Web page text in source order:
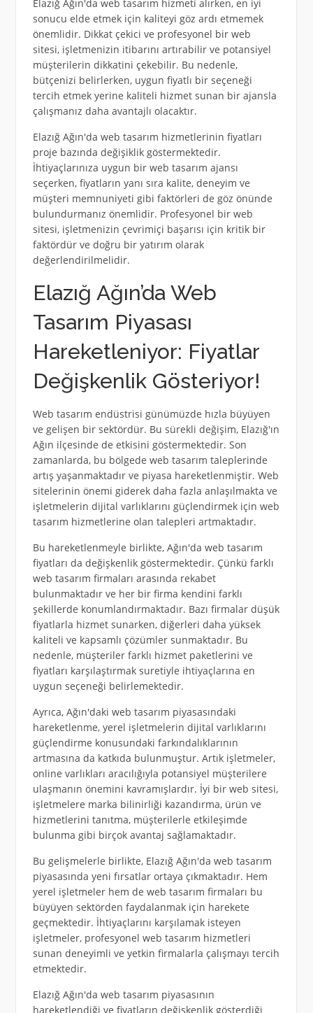
Elazığ Ağın'da web tasarım hizmeti alırken, en iyi
sonucu elde etmek için kaliteyi göz ardı etmemek
önemlidir. Dikkat çekici ve profesyonel bir web
sitesi, işletmenizin itibarını artırabilir ve potansiyel
müşterilerin dikkatini çekebilir. Bu nedenle,
bütçenizi belirlerken, uygun fiyatlı bir seçeneği
tercih etmek yerine kaliteli hizmet sunan bir ajansla
çalışmanız daha avantajlı olacaktır.
Elazığ Ağın'da web tasarım hizmetlerinin fiyatları
proje bazında değişiklik göstermektedir.
İhtiyaçlarınıza uygun bir web tasarım ajansı
seçerken, fiyatların yanı sıra kalite, deneyim ve
müşteri memnuniyeti gibi faktörleri de göz önünde
bulundurmanız önemlidir. Profesyonel bir web
sitesi, işletmenizin çevrimiçi başarısı için kritik bir
faktördür ve doğru bir yatırım olarak
değerlendirilmelidir.
Elazığ Ağın’da Web
Tasarım Piyasası
Hareketleniyor: Fiyatlar
Değişkenlik Gösteriyor!
Web tasarım endüstrisi günümüzde hızla büyüyen
ve gelişen bir sektördür. Bu sürekli değişim, Elazığ'ın
Ağın ilçesinde de etkisini göstermektedir. Son
zamanlarda, bu bölgede web tasarım taleplerinde
artış yaşanmaktadır ve piyasa hareketlenmiştir. Web
sitelerinin önemi giderek daha fazla anlaşılmakta ve
işletmelerin dijital varlıklarını güçlendirmek için web
tasarım hizmetlerine olan talepleri artmaktadır.
Bu hareketlenmeyle birlikte, Ağın'da web tasarım
fiyatları da değişkenlik göstermektedir. Çünkü farklı
web tasarım firmaları arasında rekabet
bulunmaktadır ve her bir firma kendini farklı
şekillerde konumlandırmaktadır. Bazı firmalar düşük
fiyatlarla hizmet sunarken, diğerleri daha yüksek
kaliteli ve kapsamlı çözümler sunmaktadır. Bu
nedenle, müşteriler farklı hizmet paketlerini ve
fiyatları karşılaştırmak suretiyle ihtiyaçlarına en
uygun seçeneği belirlemektedir.
Ayrıca, Ağın'daki web tasarım piyasasındaki
hareketlenme, yerel işletmelerin dijital varlıklarını
güçlendirme konusundaki farkındalıklarının
artmasına da katkıda bulunmuştur. Artık işletmeler,
online varlıkları aracılığıyla potansiyel müşterilere
ulaşmanın önemini kavramışlardır. İyi bir web sitesi,
işletmelere marka bilinirliği kazandırma, ürün ve
hizmetlerini tanıtma, müşterilerle etkileşimde
bulunma gibi birçok avantaj sağlamaktadır.
Bu gelişmelerle birlikte, Elazığ Ağın'da web tasarım
piyasasında yeni fırsatlar ortaya çıkmaktadır. Hem
yerel işletmeler hem de web tasarım firmaları bu
büyüyen sektörden faydalanmak için harekete
geçmektedir. İhtiyaçlarını karşılamak isteyen
işletmeler, profesyonel web tasarım hizmetleri
sunan deneyimli ve yetkin firmalarla çalışmayı tercih
etmektedir.
Elazığ Ağın'da web tasarım piyasasının
hareketlendiği ve fiyatların değişkenlik gösterdiği